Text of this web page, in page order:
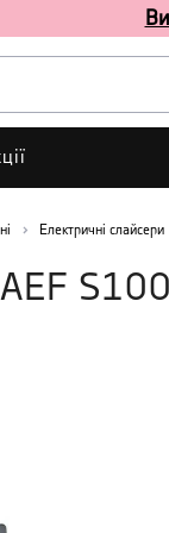
Електричні слайсери